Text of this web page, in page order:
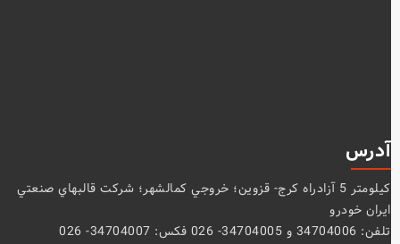
آدرس
كيلومتر 5 آزادراه كرج- قزوين؛ خروجي كمالشهر؛ شركت قالبهاي صنعتي
ايران خودرو
تلفن: 34704006 و 34704005- 026 فکس: 34704007- 026